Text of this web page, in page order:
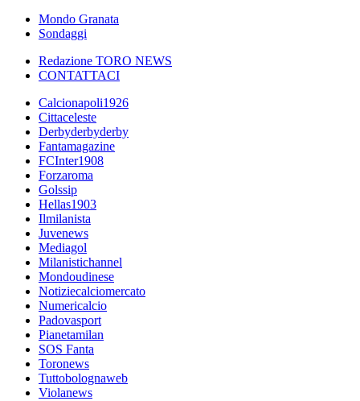
Mondo Granata
Sondaggi
Redazione TORO NEWS
CONTATTACI
Calcionapoli1926
Cittaceleste
Derbyderbyderby
Fantamagazine
FCInter1908
Forzaroma
Golssip
Hellas1903
Ilmilanista
Juvenews
Mediagol
Milanistichannel
Mondoudinese
Notiziecalciomercato
Numericalcio
Padovasport
Pianetamilan
SOS Fanta
Toronews
Tuttobolognaweb
Violanews